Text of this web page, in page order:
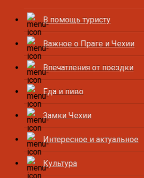
В помощь туристу
Важное о Праге и Чехии
Впечатления от поездки
Еда и пиво
Замки Чехии
Интересное и актуальное
Культура